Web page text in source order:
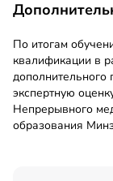
По итогам
квалификации в
экспертную
Непрерывного
образования